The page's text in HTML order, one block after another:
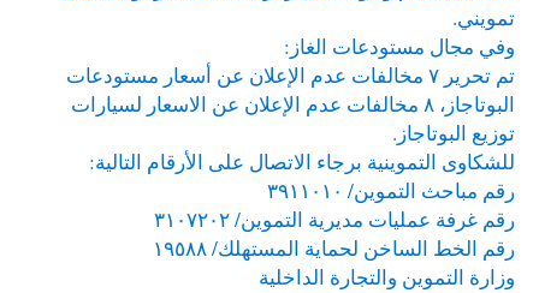
تمويني.
وفي مجال مستودعات الغاز:
تم تحرير ٧ مخالفات عدم الإعلان عن أسعار مستودعات
البوتاجاز، ٨ مخالفات عدم الإعلان عن الاسعار لسيارات
توزيع البوتاجاز.
للشكاوى التموينية برجاء الاتصال على الأرقام التالية:
رقم مباحث التموين/ ٣٩١١٠١٠
رقم غرفة عمليات مديرية التموين/ ٣١٠٧٢٠٢
رقم الخط الساخن لحماية المستهلك/ ١٩٥٨٨
وزارة التموين والتجارة الداخلية